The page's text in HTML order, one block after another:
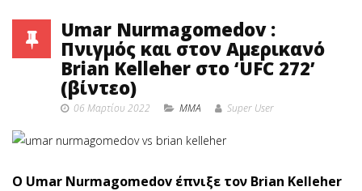
Umar Nurmagomedov :
Πνιγμός και στον Αμερικανό
Brian Kelleher στο ‘UFC 272’
(βίντεο)
06 Μαρτίου 2022 MMA Super User
O Umar Nurmagomedov έπνιξε τον Brian Kelleher